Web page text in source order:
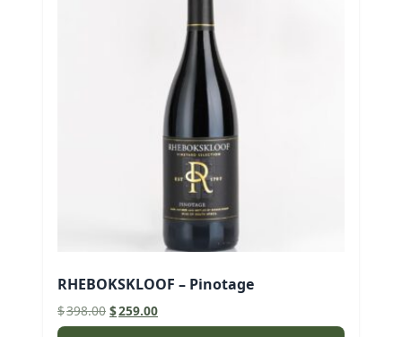
RHEBOKSKLOOF – Pinotage
$398.00 原
始
$259.00目
前